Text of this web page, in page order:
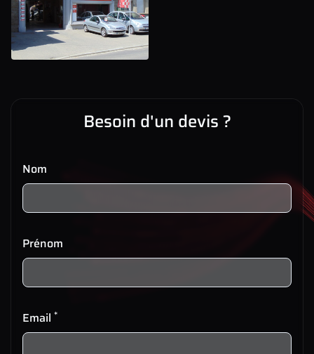
Besoin d'un devis ?
Nom
Prénom
Email *